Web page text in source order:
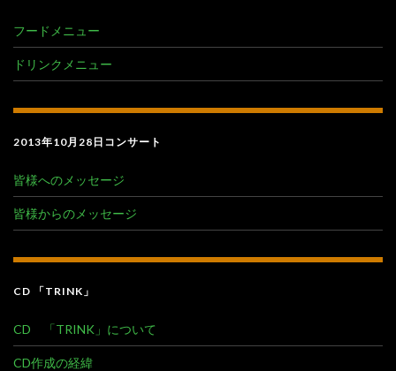
フードメニュー
ドリンクメニュー
2013年10月28日コンサート
皆様へのメッセージ
皆様からのメッセージ
CD 「TRINK」
CD 「TRINK」について
CD作成の経緯